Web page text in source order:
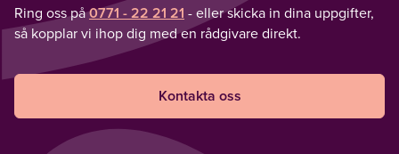
Ring oss på0771 - 22 21 21 - eller skicka in dina uppgifter,
så kopplar vi ihop dig med en rådgivare direkt.
Kontakta oss